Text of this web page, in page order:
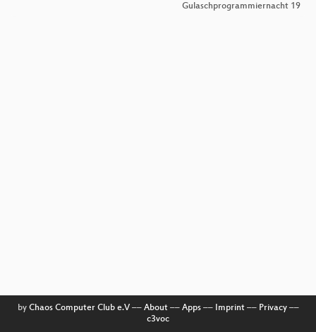
Gulaschprogrammiernacht 19
by Chaos Computer Club e.V–– About–– Apps–– Imprint–– Privacy––
c3voc